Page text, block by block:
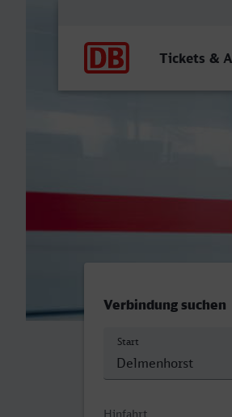
Tickets &
Delmenhorst -
Verbindung suchen
Start
Hinfahrt